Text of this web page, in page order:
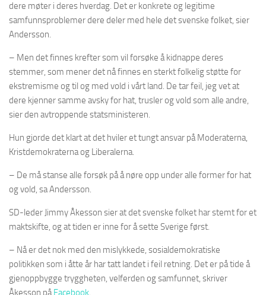
dere møter i deres hverdag. Det er konkrete og legitime
samfunnsproblemer dere deler med hele det svenske folket, sier
Andersson.
– Men det finnes krefter som vil forsøke å kidnappe deres
stemmer, som mener det nå finnes en sterkt folkelig støtte for
ekstremisme og til og med vold i vårt land. De tar feil, jeg vet at
dere kjenner samme avsky for hat, trusler og vold som alle andre,
sier den avtroppende statsministeren.
Hun gjorde det klart at det hviler et tungt ansvar på Moderaterna,
Kristdemokraterna og Liberalerna.
– De må stanse alle forsøk på å nøre opp under alle former for hat
og vold, sa Andersson.
SD-leder Jimmy Åkesson sier at det svenske folket har stemt for et
maktskifte, og at tiden er inne for å sette Sverige først.
– Nå er det nok med den mislykkede, sosialdemokratiske
politikken som i åtte år har tatt landet i feil retning. Det er på tide å
gjenoppbygge tryggheten, velferden og samfunnet, skriver
Åkesson påFacebook.